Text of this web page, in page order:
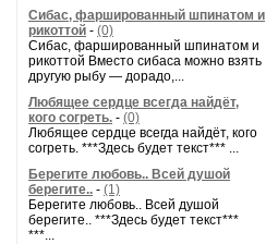
Сибас, фаршированный шпинатом и
рикоттой - (0)
Сибас, фаршированный шпинатом и
рикоттой Вместо сибаса можно взять
другую рыбу — дорадо,...
Любящее сердце всегда найдёт,
кого согреть. - (0)
Любящее сердце всегда найдёт, кого
согреть. ***Здесь будет текст*** ...
Берегите любовь.. Всей душой
берегите.. - (1)
Берегите любовь.. Всей душой
берегите.. ***Здесь будет текст***
***...